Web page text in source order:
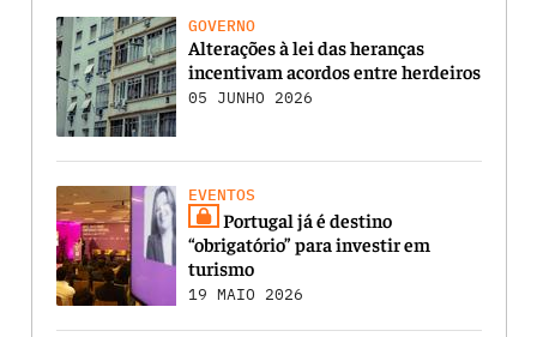
GOVERNO
Alterações à lei das heranças
incentivam acordos entre herdeiros
05 JUNHO 2026
EVENTOS
Portugal já é destino
“obrigatório” para investir em
turismo
19 MAIO 2026